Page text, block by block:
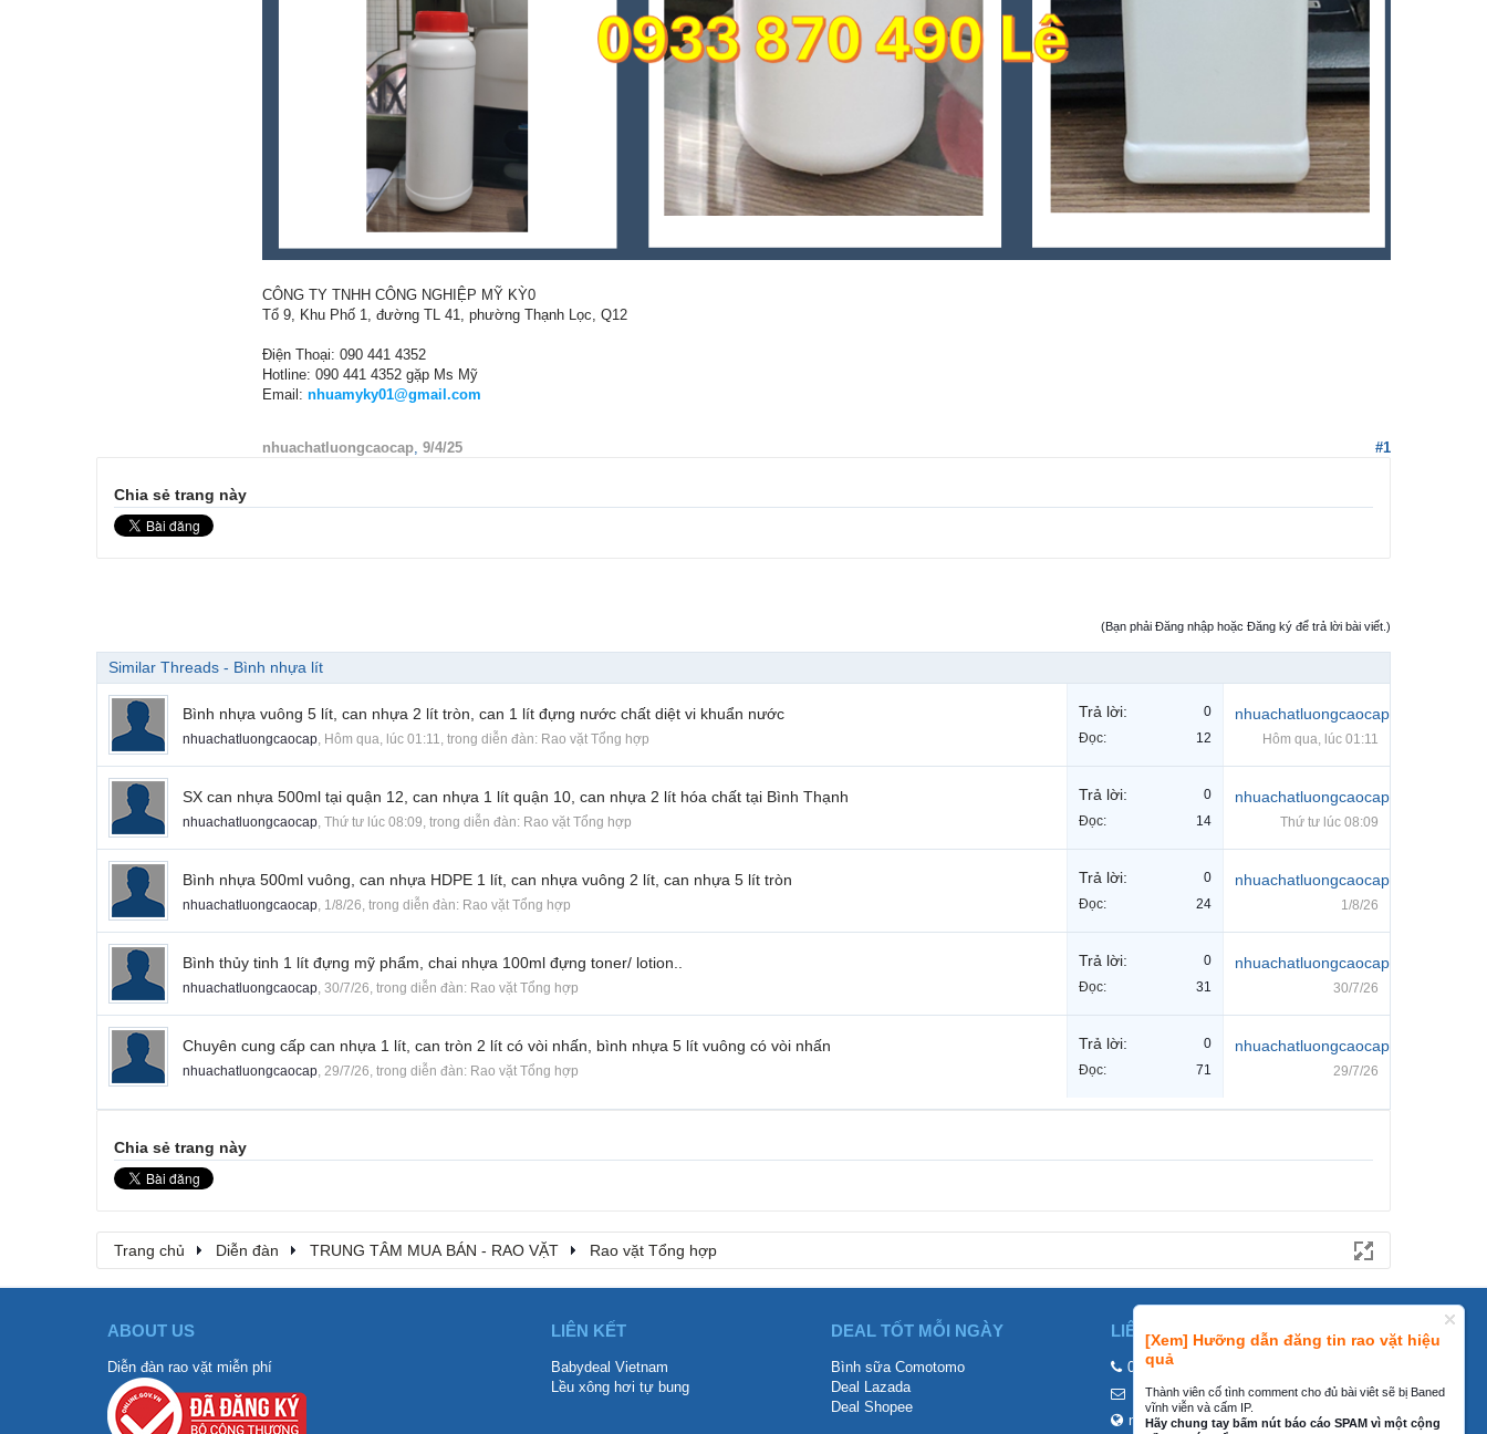
[Xem] Hưỡng dẫn đăng tin rao vặt hiệu
quả
Thành viên cố tình comment cho đủ bài viêt sẽ bị Baned
vĩnh viễn và cấm IP.
Hãy chung tay bấm nút báo cáo SPAM vì một cộng
CÔNG TY TNHH CÔNG NGHIỆP MỸ KỲ0
Tổ 9, Khu Phố 1, đường TL 41, phường Thạnh Lọc, Q12
Điện Thoại: 090 441 4352
Hotline: 090 441 4352 gặp Ms Mỹ
Email: nhuamyky01@gmail.com
nhuachatluongcaocap, 9/4/25 #1
Chia sẻ trang này
(Bạn phải Đăng nhập hoặc Đăng ký để trả lời bài viết.)
Similar Threads - Bình nhựa lít
Bình nhựa vuông 5 lít, can nhựa 2 lít tròn, can 1 lít đựng nước chất diệt vi khuẩn nước
nhuachatluongcaocap, Hôm qua, lúc 01:11, trong diễn đàn: Rao vặt Tổng hợp
Trả lời:
0
Đọc:
12
nhuachatluongcaocap
Hôm qua, lúc 01:11
SX can nhựa 500ml tại quận 12, can nhựa 1 lít quận 10, can nhựa 2 lít hóa chất tại Bình Thạnh
nhuachatluongcaocap, Thứ tư lúc 08:09, trong diễn đàn: Rao vặt Tổng hợp
Trả lời:
0
Đọc:
14
nhuachatluongcaocap
Thứ tư lúc 08:09
Bình nhựa 500ml vuông, can nhựa HDPE 1 lít, can nhựa vuông 2 lít, can nhựa 5 lít tròn
nhuachatluongcaocap, 1/8/26, trong diễn đàn: Rao vặt Tổng hợp
Trả lời:
0
Đọc:
24
nhuachatluongcaocap
1/8/26
Bình thủy tinh 1 lít đựng mỹ phẩm, chai nhựa 100ml đựng toner/ lotion..
nhuachatluongcaocap, 30/7/26, trong diễn đàn: Rao vặt Tổng hợp
Trả lời:
0
Đọc:
31
nhuachatluongcaocap
30/7/26
Chuyên cung cấp can nhựa 1 lít, can tròn 2 lít có vòi nhấn, bình nhựa 5 lít vuông có vòi nhấn
nhuachatluongcaocap, 29/7/26, trong diễn đàn: Rao vặt Tổng hợp
Trả lời:
0
Đọc:
71
nhuachatluongcaocap
29/7/26
Chia sẻ trang này
Trang chủ Diễn đàn TRUNG TÂM MUA BÁN - RAO VẶT Rao vặt Tổng hợp
ABOUT US
Diễn đàn rao vặt miễn phí
LIÊN KẾT
Babydeal Vietnam
Lều xông hơi tự bung
DEAL TỐT MỖI NGÀY
Bình sữa Comotomo
Deal Lazada
Deal Shopee
LIÊN HỆ
0858002468
contact@mraovat.vn
mraovat.vn